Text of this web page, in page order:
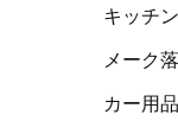
キッチ
メーク
カー用